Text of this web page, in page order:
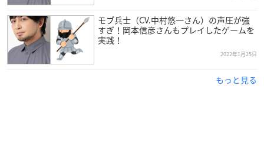
モブ兵士（CV.中村悠一さん）の声圧が強
すぎ！岡本信彦さんもプレイしたゲームを
実践！
2022年1月25日
もっと見る